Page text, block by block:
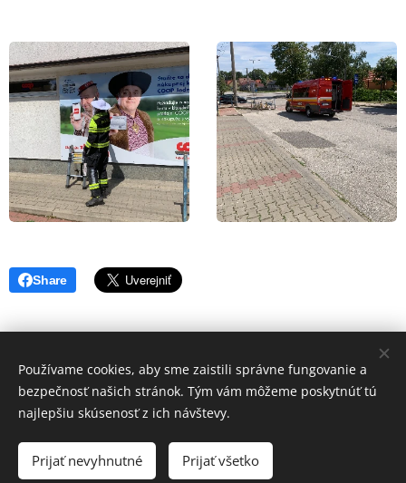
Share
Hasiči Jaslovské Bohunice | Všetky práva
vyhradené 2025
© Mildo6 Cookies
Používame cookies, aby sme zaistili správne fungovanie a
bezpečnosť našich stránok. Tým vám môžeme poskytnúť tú
najlepšiu skúsenosť z ich návštevy.
Prijať nevyhnutné Prijať všetko